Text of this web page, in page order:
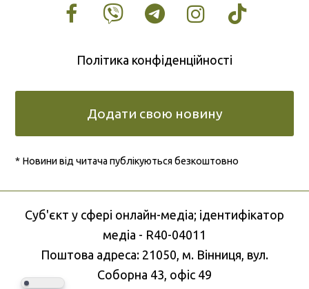
Facebook
VimeoTumblrInstagram
Tiktok
Політика конфіденційності
Додати свою новину
* Новини від читача публікуються безкоштовно
Cуб'єкт у сфері онлайн-медіа; ідентифікатор
медіа - R40-04011
Поштова адреса: 21050, м. Вінниця, вул.
Соборна 43, офіс 49